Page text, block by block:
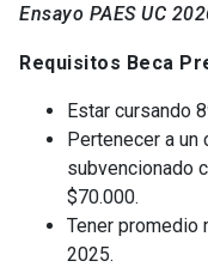
Ensayo PAES UC
Requisitos Beca
Estar cursando
Pertenecer a un
subvencionado
$70.000.
Tener promedio
2025.